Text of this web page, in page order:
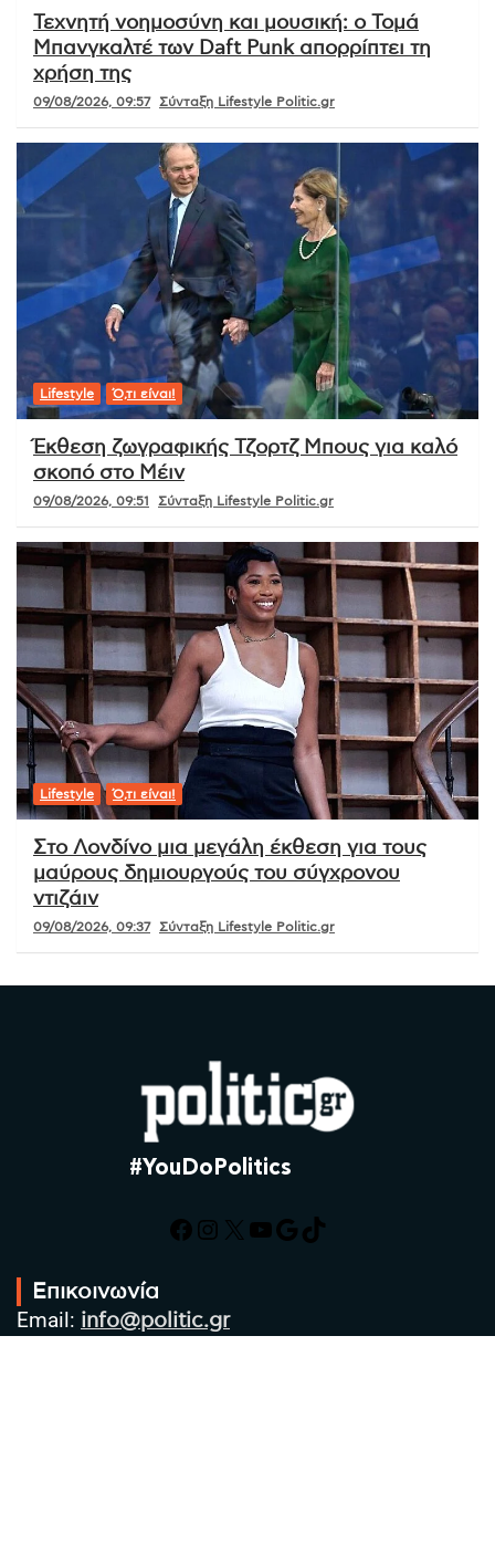
Τεχνητή νοημοσύνη και μουσική: ο Τομά
Μπανγκαλτέ των Daft Punk απορρίπτει τη
χρήση της
09/08/2026, 09:57 Σύνταξη Lifestyle Politic.gr
Lifestyle Ό,τι είναι!
Έκθεση ζωγραφικής Τζορτζ Μπους για καλό
σκοπό στο Μέιν
09/08/2026, 09:51 Σύνταξη Lifestyle Politic.gr
Lifestyle Ό,τι είναι!
Στο Λονδίνο μια μεγάλη έκθεση για τους
μαύρους δημιουργούς του σύγχρονου
ντιζάιν
09/08/2026, 09:37 Σύνταξη Lifestyle Politic.gr
#YouDoPolitics
Facebook
Instagram
X YouTube
Google
TikTok
Επικοινωνία
Email: info@politic.gr